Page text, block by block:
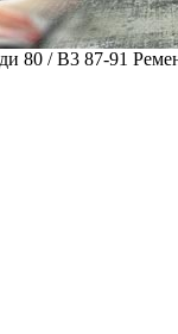
80 / B3 87-91